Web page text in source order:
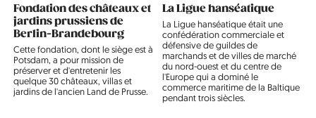
Fondation des châteaux et
jardins prussiens de
Berlin-Brandebourg
Cette fondation, dont le siège est à
Potsdam, a pour mission de
préserver et d'entretenir les
quelque 30 châteaux, villas et
jardins de l'ancien Land de Prusse.
La Ligue hanséatique
La Ligue hanséatique était une
confédération commerciale et
défensive de guildes de
marchands et de villes de marché
du nord-ouest et du centre de
l'Europe qui a dominé le
commerce maritime de la Baltique
pendant trois siècles.